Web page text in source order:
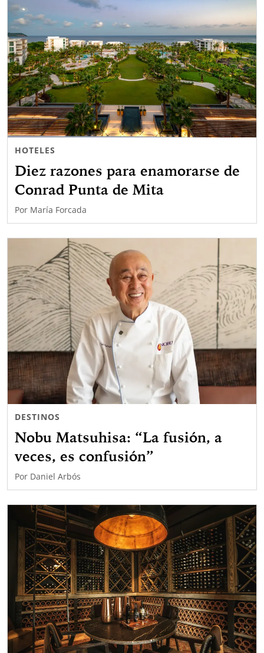
HOTELES
Diez razones para enamorarse de
Conrad Punta de Mita
Por María Forcada
DESTINOS
Nobu Matsuhisa: “La fusión, a
veces, es confusión”
Por Daniel Arbós